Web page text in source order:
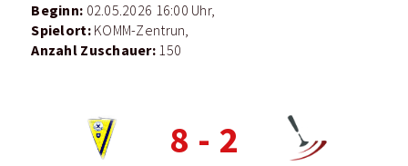
Beginn: 02.05.2026 16:00 Uhr,
Spielort: KOMM-Zentrun,
Anzahl Zuschauer: 150
8 - 2